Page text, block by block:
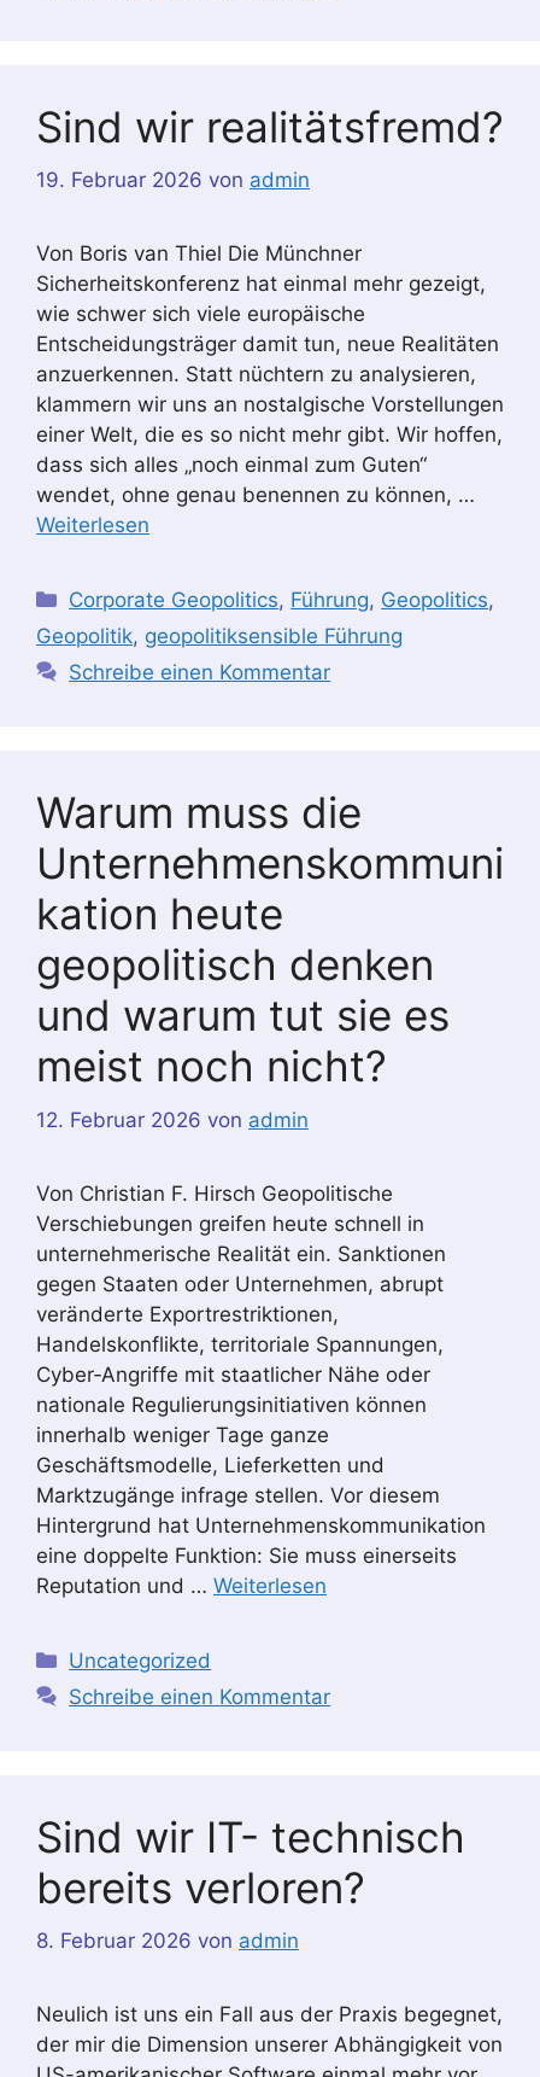
Sind wir realitätsfremd?
19. Februar 2026 von admin
Von Boris van Thiel Die Münchner
Sicherheitskonferenz hat einmal mehr gezeigt,
wie schwer sich viele europäische
Entscheidungsträger damit tun, neue Realitäten
anzuerkennen. Statt nüchtern zu analysieren,
klammern wir uns an nostalgische Vorstellungen
einer Welt, die es so nicht mehr gibt. Wir hoffen,
dass sich alles „noch einmal zum Guten“
wendet, ohne genau benennen zu können, …
Weiterlesen
Kategorien
Corporate Geopolitics, Führung, Geopolitics,
Geopolitik, geopolitiksensible Führung
Schreibe einen Kommentar
Warum muss die
Unternehmenskommuni
kation heute
geopolitisch denken
und warum tut sie es
meist noch nicht?
12. Februar 2026 von admin
Von Christian F. Hirsch Geopolitische
Verschiebungen greifen heute schnell in
unternehmerische Realität ein. Sanktionen
gegen Staaten oder Unternehmen, abrupt
veränderte Exportrestriktionen,
Handelskonflikte, territoriale Spannungen,
Cyber‑Angriffe mit staatlicher Nähe oder
nationale Regulierungsinitiativen können
innerhalb weniger Tage ganze
Geschäftsmodelle, Lieferketten und
Marktzugänge infrage stellen. Vor diesem
Hintergrund hat Unternehmenskommunikation
eine doppelte Funktion: Sie muss einerseits
Reputation und … Weiterlesen
Kategorien
Uncategorized
Schreibe einen Kommentar
Sind wir IT- technisch
bereits verloren?
8. Februar 2026 von admin
Neulich ist uns ein Fall aus der Praxis begegnet,
der mir die Dimension unserer Abhängigkeit von